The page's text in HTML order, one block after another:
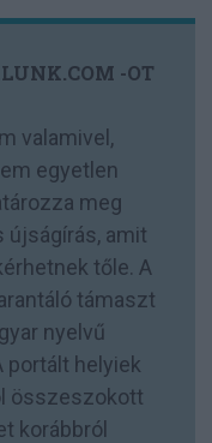
-OT
valamivel,
egyetlen
meg
újságírás, amit
tőle. A
támaszt
nyelvű
portált helyiek
összeszokott
korábbról